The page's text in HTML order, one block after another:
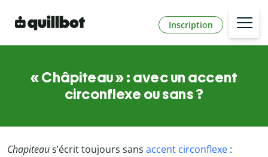
Inscription
« Châpiteau » : avec un accent
circonflexe ou sans ?
Chapiteaus’écrit toujours sans accent circonflexe :